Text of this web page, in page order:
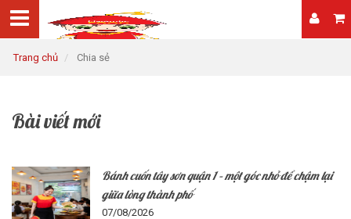
Trang chủ Chia sẻ
Bài viết mới
Bánh cuốn tây sơn quận 1 – một góc nhỏ để chậm lại
giữa lòng thành phố
07/08/2026